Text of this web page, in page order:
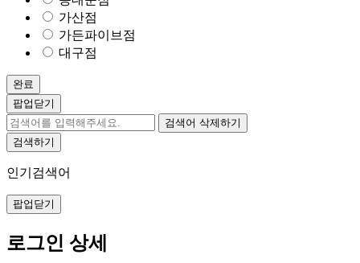
가산점
가든파이브점
대구점
완료
팝업닫기
검색어 삭제하기
검색하기
인기검색어
팝업닫기
로그인 상세